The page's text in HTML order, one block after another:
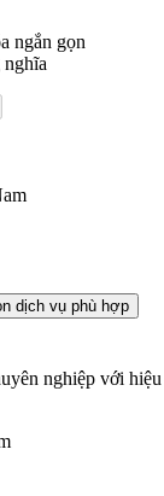
ngắn gọn
dịch vụ phù hợp
nghiệp với